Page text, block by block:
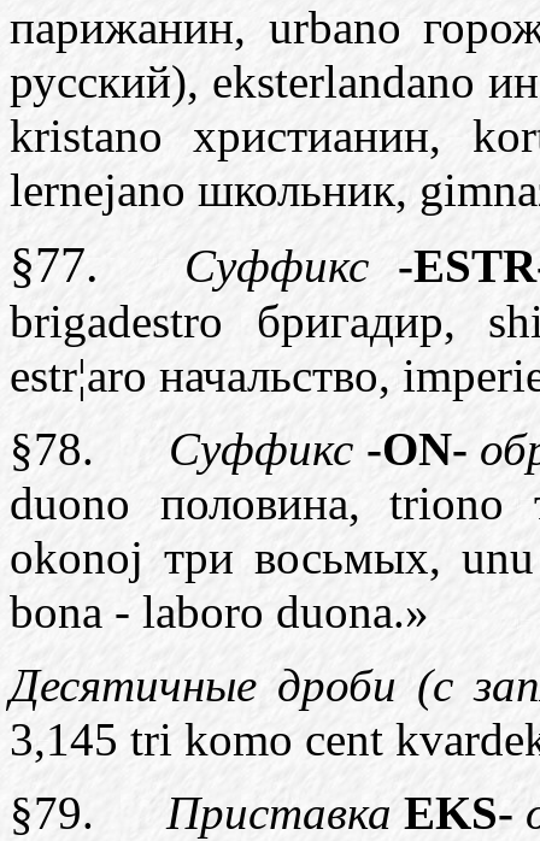
парижанин, urbano
русский), eksterlandano
kristano
христианин,
lernejano школьник,
§77. Суффикс -ESTR
brigadestro
бригадир,
estr¦aro начальство,
§78.
Суффикс -ON-
duono
половина,triono
оkonoj три восьмых, unu
bona - laboro duona.»
Десятичные дроби (с
3,145 tri komo cent
§79.
Приставка EKS-